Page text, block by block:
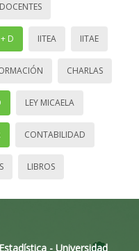
D IITEA IITAE
CHARLAS
LEY MICAELA
CONTABILIDAD
LIBROS
- Universidad